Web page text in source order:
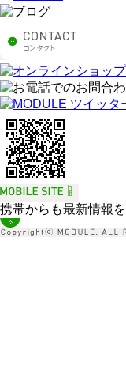
携帯からも最新情報